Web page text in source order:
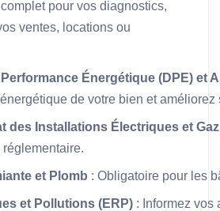
pour vos diagnostics,
ventes, locations ou
Énergétique (DPE) et
de votre bien et améliorez
des Installations Électriques et Gaz
et Plomb : Obligatoire pour les
et Pollutions (ERP) : Informez vos